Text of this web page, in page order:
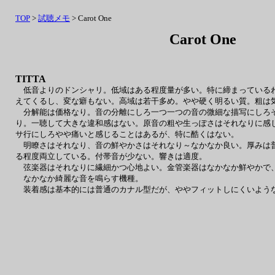
TITTA
低音よりのドンシャリ。低域はある程度量が多い。特に締まってい
えてくるし、変な癖もない。高域は若干多め。やや硬く明るい質。粗は
分解能は価格なり。音の分離にしろ一つ一つの音の微細な描写にし
り。一聴して大きな違和感はない。原音の粗や生っぽさはそれなりに
サ行にしろやや痛いと感じることはあるが、特に酷くはない。
明瞭さはそれなり、音の鮮やかさはそれなり～なかなか良い。厚み
る程度両立している。付帯音が少ない。響きは適度。
弦楽器はそれなりに繊細かつ心地よい。金管楽器はなかなか鮮やか
なかなか綺麗な音を鳴らす機種。
装着感は基本的には普通のカナル型だが、ややフィットしにくいよう
Carot One
TOP > 試聴メモ > Carot One